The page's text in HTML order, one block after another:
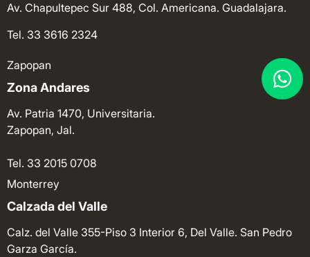
Av. Chapultepec Sur 488, Col. Americana. Guadalajara.
Tel. 33 3616 2324
Zapopan
Zona Andares
Av. Patria 1470, Universitaria.
Zapopan, Jal.
Tel. 33 2015 0708
Monterrey
Calzada del Valle
Calz. del Valle 355-Piso 3 Interior 6, Del Valle. San Pedro
Garza García.